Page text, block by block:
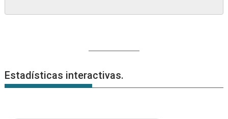
Estadísticas interactivas.